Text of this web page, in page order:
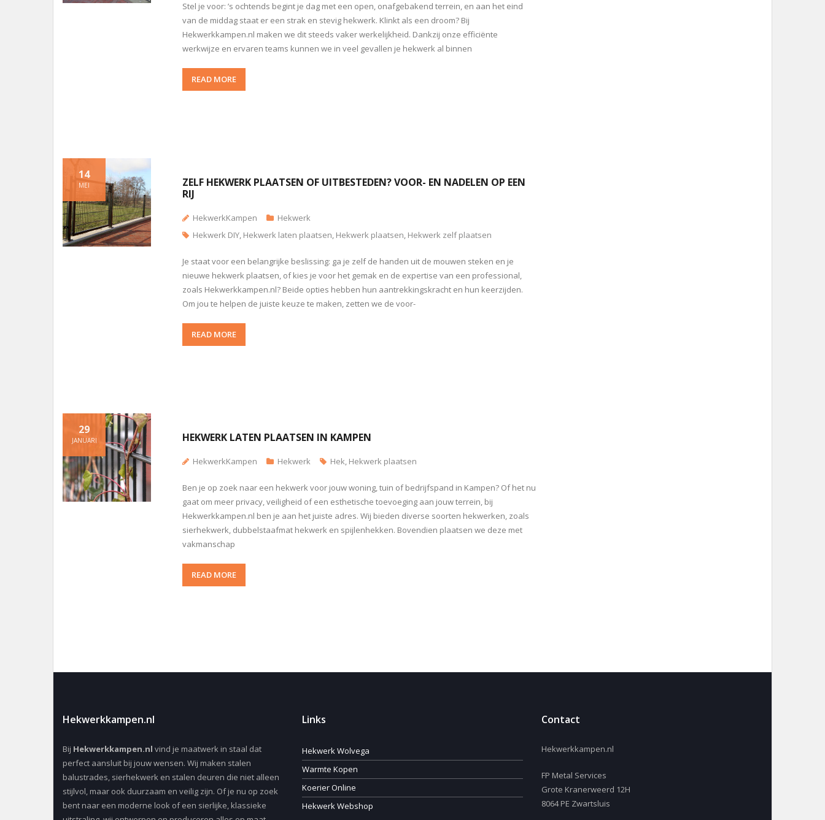
Stel je voor: ’s ochtends begint je dag met een open, onafgebakend terrein, en aan het eind
van de middag staat er een strak en stevig hekwerk. Klinkt als een droom? Bij
Hekwerkkampen.nl maken we dit steeds vaker werkelijkheid. Dankzij onze efficiënte
werkwijze en ervaren teams kunnen we in veel gevallen je hekwerk al binnen
READ MORE
ZELF HEKWERK PLAATSEN OF UITBESTEDEN? VOOR- EN NADELEN OP EEN
RIJ
14
MEI
HekwerkKampen
Hekwerk
Hekwerk DIY, Hekwerk laten plaatsen, Hekwerk plaatsen, Hekwerk zelf plaatsen
Je staat voor een belangrijke beslissing: ga je zelf de handen uit de mouwen steken en je
nieuwe hekwerk plaatsen, of kies je voor het gemak en de expertise van een professional,
zoals Hekwerkkampen.nl? Beide opties hebben hun aantrekkingskracht en hun keerzijden.
Om jou te helpen de juiste keuze te maken, zetten we de voor-
READ MORE
HEKWERK LATEN PLAATSEN IN KAMPEN
29
JANUARI
HekwerkKampen Hekwerk Hek, Hekwerk plaatsen
Ben je op zoek naar een hekwerk voor jouw woning, tuin of bedrijfspand in Kampen? Of het nu
gaat om meer privacy, veiligheid of een esthetische toevoeging aan jouw terrein, bij
Hekwerkkampen.nl ben je aan het juiste adres. Wij bieden diverse soorten hekwerken, zoals
sierhekwerk, dubbelstaafmat hekwerk en spijlenhekken. Bovendien plaatsen we deze met
vakmanschap
READ MORE
Hekwerkkampen.nl
Bij Hekwerkkampen.nl vind je maatwerk in staal dat
perfect aansluit bij jouw wensen. Wij maken stalen
balustrades, sierhekwerk en stalen deuren die niet alleen
stijlvol, maar ook duurzaam en veilig zijn. Of je nu op zoek
bent naar een moderne look of een sierlijke, klassieke
Links
Hekwerk Wolvega
Warmte Kopen
Koerier Online
Hekwerk Webshop
Contact
Hekwerkkampen.nl
FP Metal Services
Grote Kranerweerd 12H
8064 PE Zwartsluis